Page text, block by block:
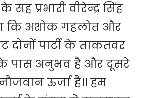
सह प्रभारी वीरेन्द्र सिंह
कि अशोक गहलोत और
दोनों पार्टी के ताकतवर
पास अनुभव है और दूसरे
ऊर्जा है।। हम